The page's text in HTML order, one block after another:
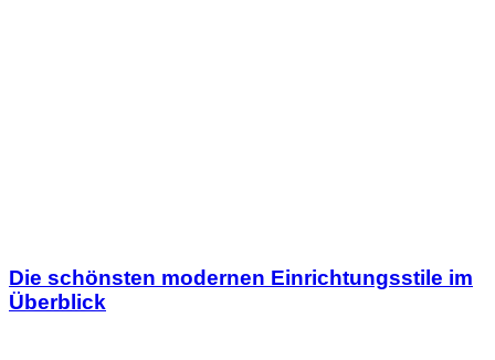
Die schönsten modernen Einrichtungsstile im
Überblick